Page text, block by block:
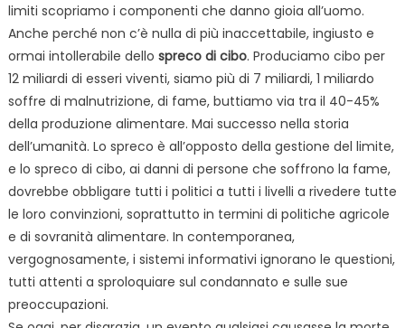
limiti scopriamo i componenti che danno gioia all’uomo.
Anche perché non c’è nulla di più inaccettabile, ingiusto e
ormai intollerabile dello spreco di cibo. Produciamo cibo per
12 miliardi di esseri viventi, siamo più di 7 miliardi, 1 miliardo
soffre di malnutrizione, di fame, buttiamo via tra il 40-45%
della produzione alimentare. Mai successo nella storia
dell’umanità. Lo spreco è all’opposto della gestione del limite,
e lo spreco di cibo, ai danni di persone che soffrono la fame,
dovrebbe obbligare tutti i politici a tutti i livelli a rivedere tutte
le loro convinzioni, soprattutto in termini di politiche agricole
e di sovranità alimentare. In contemporanea,
vergognosamente, i sistemi informativi ignorano le questioni,
tutti attenti a sproloquiare sul condannato e sulle sue
preoccupazioni.